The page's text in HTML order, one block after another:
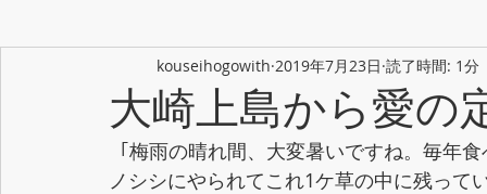
大崎上島から愛の
kouseihogowith 2019年7月23日 読了時間: 1分
ノシシにやられてこれ1ケ草の中に残っ